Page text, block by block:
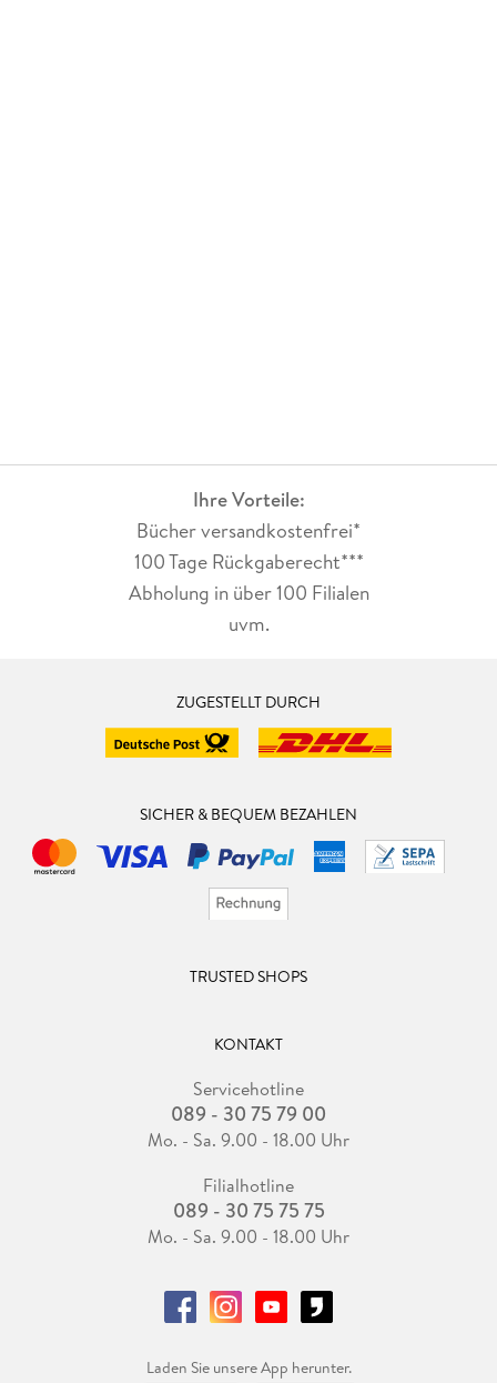
Ihre Vorteile:
Bücher versandkostenfrei*
100 Tage Rückgaberecht***
Abholung in über 100 Filialen
uvm.
ZUGESTELLT DURCH
SICHER & BEQUEM BEZAHLEN
TRUSTED SHOPS
KONTAKT
Servicehotline
089 - 30 75 79 00
Mo. - Sa. 9.00 - 18.00 Uhr
Filialhotline
089 - 30 75 75 75
Mo. - Sa. 9.00 - 18.00 Uhr
Laden Sie unsere App herunter.